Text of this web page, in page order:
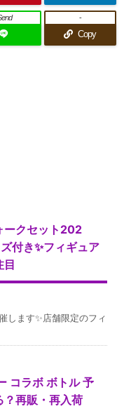
Copy
-
ークセット202
付き✨フィギュア
目
します✨店舗限定のフィ
コラボ ボトル 予
？再販・再入荷